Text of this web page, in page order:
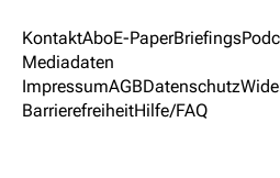
KontaktAboE-PaperBriefings
Mediadaten
ImpressumAGBDatenschutz
BarrierefreiheitHilfe/FAQ